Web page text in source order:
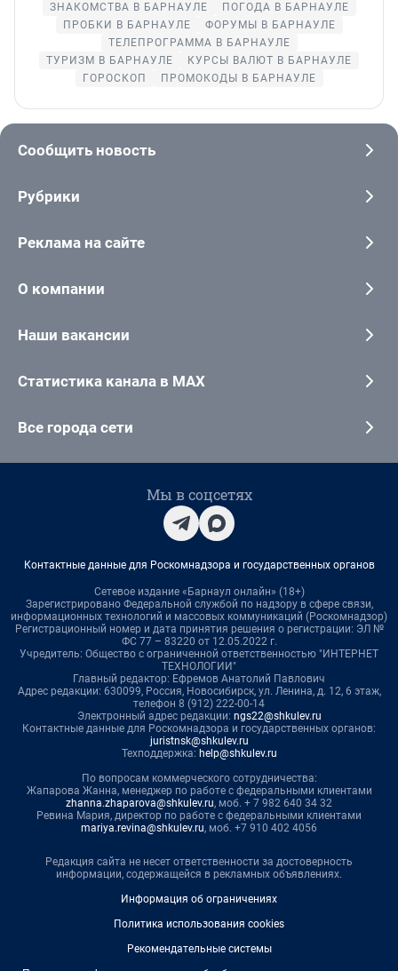
ЗНАКОМСТВА В БАРНАУЛЕ
ПОГОДА В БАРНАУЛЕ
ПРОБКИ В БАРНАУЛЕ
ФОРУМЫ В БАРНАУЛЕ
ТЕЛЕПРОГРАММА В БАРНАУЛЕ
ТУРИЗМ В БАРНАУЛЕ
КУРСЫ ВАЛЮТ В БАРНАУЛЕ
ГОРОСКОП
ПРОМОКОДЫ В БАРНАУЛЕ
Сообщить новость
Рубрики
Реклама на сайте
О компании
Наши вакансии
Статистика канала в MAX
Все города сети
Мы в соцсетях
Контактные данные для Роскомнадзора и государственных органов
Сетевое издание «Барнаул онлайн» (18+)
Зарегистрировано Федеральной службой по надзору в сфере связи,
информационных технологий и массовых коммуникаций (Роскомнадзор)
Регистрационный номер и дата принятия решения о регистрации: ЭЛ №
ФС 77 – 83220 от 12.05.2022 г.
Учредитель: Общество с ограниченной ответственностью "ИНТЕРНЕТ
ТЕХНОЛОГИИ"
Главный редактор: Ефремов Анатолий Павлович
Адрес редакции: 630099, Россия, Новосибирск, ул. Ленина, д. 12, 6 этаж,
телефон 8 (912) 222-00-14
Электронный адрес редакции: ngs22@shkulev.ru
Контактные данные для Роскомнадзора и государственных органов:
juristnsk@shkulev.ru
Техподдержка: help@shkulev.ru
По вопросам коммерческого сотрудничества:
Жапарова Жанна, менеджер по работе с федеральными клиентами
zhanna.zhaparova@shkulev.ru, моб. + 7 982 640 34 32
Ревина Мария, директор по работе с федеральными клиентами
mariya.revina@shkulev.ru, моб. +7 910 402 4056
Редакция сайта не несет ответственности за достоверность
информации, содержащейся в рекламных объявлениях.
Информация об ограничениях
Политика использования cookies
Рекомендательные системы